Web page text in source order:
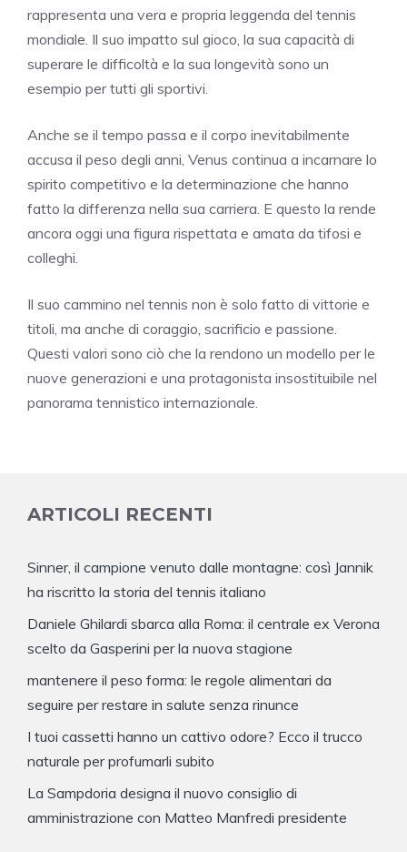
rappresenta una vera e propria leggenda del tennis
mondiale. Il suo impatto sul gioco, la sua capacità di
superare le difficoltà e la sua longevità sono un
esempio per tutti gli sportivi.
Anche se il tempo passa e il corpo inevitabilmente
accusa il peso degli anni, Venus continua a incarnare lo
spirito competitivo e la determinazione che hanno
fatto la differenza nella sua carriera. E questo la rende
ancora oggi una figura rispettata e amata da tifosi e
colleghi.
Il suo cammino nel tennis non è solo fatto di vittorie e
titoli, ma anche di coraggio, sacrificio e passione.
Questi valori sono ciò che la rendono un modello per le
nuove generazioni e una protagonista insostituibile nel
panorama tennistico internazionale.
ARTICOLI RECENTI
Sinner, il campione venuto dalle montagne: così Jannik
ha riscritto la storia del tennis italiano
Daniele Ghilardi sbarca alla Roma: il centrale ex Verona
scelto da Gasperini per la nuova stagione
mantenere il peso forma: le regole alimentari da
seguire per restare in salute senza rinunce
I tuoi cassetti hanno un cattivo odore? Ecco il trucco
naturale per profumarli subito
La Sampdoria designa il nuovo consiglio di
amministrazione con Matteo Manfredi presidente